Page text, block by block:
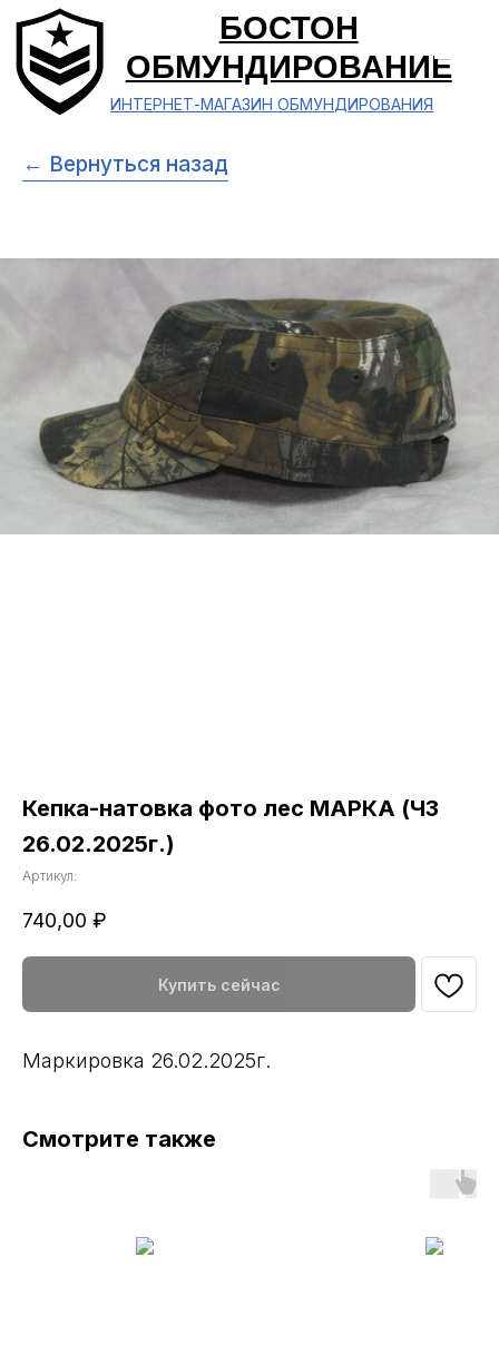
БОСТОН
ОБМУНДИРОВАНИЕ
ИНТЕРНЕТ-МАГАЗИН ОБМУНДИРОВАНИЯ
← Вернуться назад
Кепка-натовка фото лес МАРКА (ЧЗ
26.02.2025г.)
Артикул:
740,00 ₽
Купить сейчас
Маркировка 26.02.2025г.
Смотрите также